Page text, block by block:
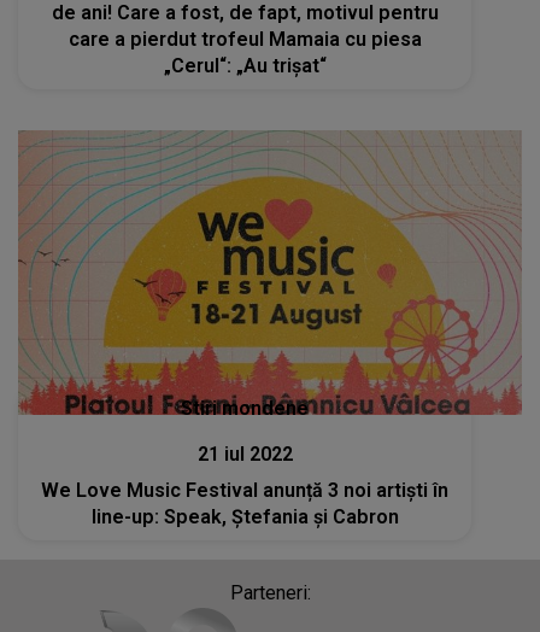
de ani! Care a fost, de fapt, motivul pentru
care a pierdut trofeul Mamaia cu piesa
„Cerul“: „Au trișat“
Stiri mondene
21 iul 2022
We Love Music Festival anunță 3 noi artiști în
line-up: Speak, Ștefania și Cabron
Parteneri: